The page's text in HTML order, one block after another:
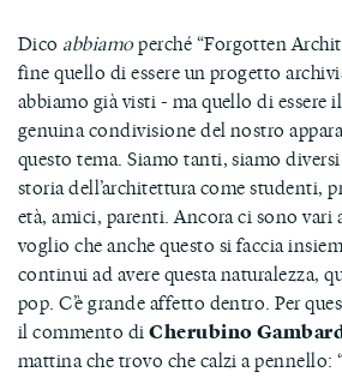
Dico abbiamoperché “Forgotten
fine quello di essere un progetto
abbiamo già visti - ma quello di essere
genuina condivisione del nostro
questo tema. Siamo tanti, siamo
storia dell’architettura come studenti,
età, amici, parenti. Ancora ci sono vari
voglio che anche questo si faccia
continui ad avere questa naturalezza,
pop. C’è grande affetto dentro. Per
il commento diCherubino
mattina che trovo che calzi a pennello: